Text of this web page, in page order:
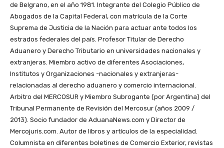
de Belgrano, en el año 1981. Integrante del Colegio Público de
Abogados de la Capital Federal, con matrícula de la Corte
Suprema de Justicia de la Nación para actuar ante todos los
estrados federales del país. Profesor Titular de Derecho
Aduanero y Derecho Tributario en universidades nacionales y
extranjeras. Miembro activo de diferentes Asociaciones,
Institutos y Organizaciones -nacionales y extranjeras-
relacionadas al derecho aduanero y comercio internacional.
Arbitro del MERCOSUR y Miembro Subrogante (por Argentina) del
Tribunal Permanente de Revisión del Mercosur (años 2009 /
2013). Socio fundador de AduanaNews.com y Director de
Mercojuris.com. Autor de libros y artículos de la especialidad.
Columnista en diferentes boletines de Comercio Exterior, revistas